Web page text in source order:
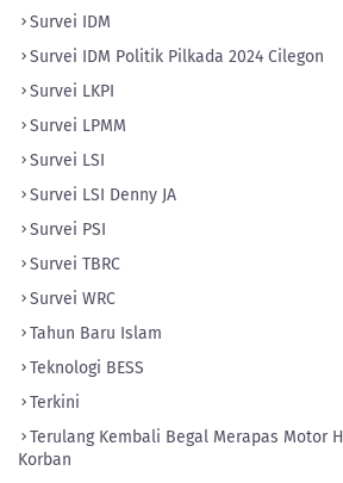
Survei IDM
Survei IDM Politik Pilkada 2024 Cilegon
Survei LKPI
Survei LPMM
Survei LSI
Survei LSI Denny JA
Survei PSI
Survei TBRC
Survei WRC
Tahun Baru Islam
Teknologi BESS
Terkini
Terulang Kembali Begal Merapas Motor
Korban